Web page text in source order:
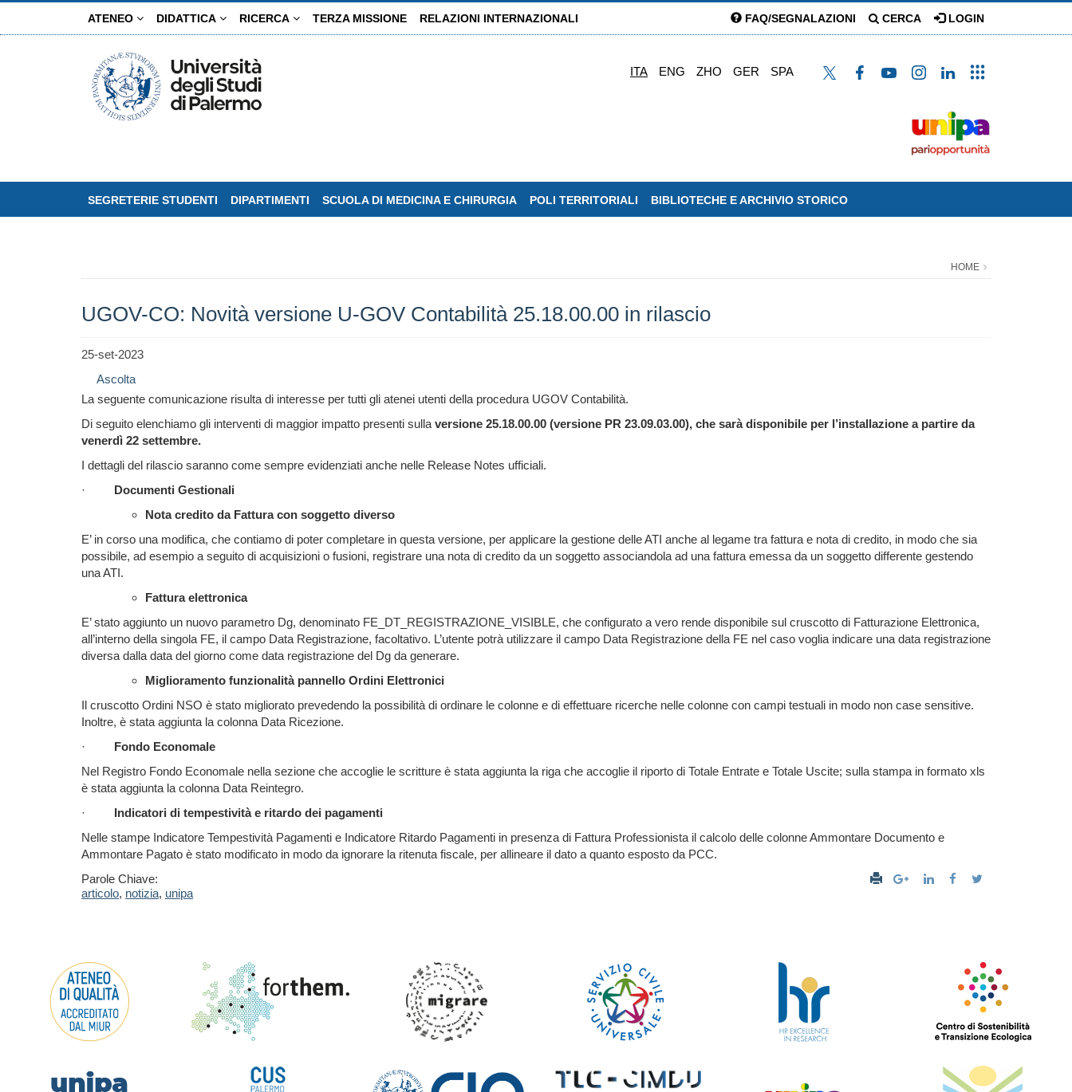
ATENEO DIDATTICA RICERCA TERZA MISSIONE RELAZIONI INTERNAZIONALI FAQ/SEGNALAZIONI CERCA LOGIN
ITA ENG ZHO GER SPA
SEGRETERIE STUDENTI DIPARTIMENTI SCUOLA DI MEDICINA E CHIRURGIA POLI TERRITORIALI BIBLIOTECHE E ARCHIVIO STORICO
HOME
UGOV-CO: Novità versione U-GOV Contabilità 25.18.00.00 in rilascio
25-set-2023
Ascolta
La seguente comunicazione risulta di interesse per tutti gli atenei utenti della procedura UGOV Contabilità.
Di seguito elenchiamo gli interventi di maggior impatto presenti sulla versione 25.18.00.00 (versione PR 23.09.03.00), che sarà disponibile per l’installazione a partire da
venerdì 22 settembre.
I dettagli del rilascio saranno come sempre evidenziati anche nelle Release Notes ufficiali.
· Documenti Gestionali
Nota credito da Fattura con soggetto diverso
E’ in corso una modifica, che contiamo di poter completare in questa versione, per applicare la gestione delle ATI anche al legame tra fattura e nota di credito, in modo che sia
possibile, ad esempio a seguito di acquisizioni o fusioni, registrare una nota di credito da un soggetto associandola ad una fattura emessa da un soggetto differente gestendo
una ATI.
Fattura elettronica
E’ stato aggiunto un nuovo parametro Dg, denominato FE_DT_REGISTRAZIONE_VISIBLE, che configurato a vero rende disponibile sul cruscotto di Fatturazione Elettronica,
all’interno della singola FE, il campo Data Registrazione, facoltativo. L’utente potrà utilizzare il campo Data Registrazione della FE nel caso voglia indicare una data registrazione
diversa dalla data del giorno come data registrazione del Dg da generare.
Miglioramento funzionalità pannello Ordini Elettronici
Il cruscotto Ordini NSO è stato migliorato prevedendo la possibilità di ordinare le colonne e di effettuare ricerche nelle colonne con campi testuali in modo non case sensitive.
Inoltre, è stata aggiunta la colonna Data Ricezione.
· Fondo Economale
Nel Registro Fondo Economale nella sezione che accoglie le scritture è stata aggiunta la riga che accoglie il riporto di Totale Entrate e Totale Uscite; sulla stampa in formato xls
è stata aggiunta la colonna Data Reintegro.
· Indicatori di tempestività e ritardo dei pagamenti
Nelle stampe Indicatore Tempestività Pagamenti e Indicatore Ritardo Pagamenti in presenza di Fattura Professionista il calcolo delle colonne Ammontare Documento e
Ammontare Pagato è stato modificato in modo da ignorare la ritenuta fiscale, per allineare il dato a quanto esposto da PCC.
Parole Chiave:
articolo, notizia, unipa